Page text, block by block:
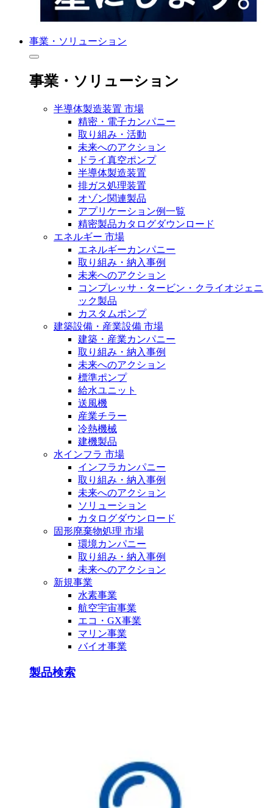
事業・ソリューション
事業・ソリューション
半導体製造装置 市場
精密・電子カンパニー
取り組み・活動
未来へのアクション
ドライ真空ポンプ
半導体製造装置
排ガス処理装置
オゾン関連製品
アプリケーション例一覧
精密製品カタログダウンロード
エネルギー 市場
エネルギーカンパニー
取り組み・納入事例
未来へのアクション
コンプレッサ・タービン・クライオジェニ
ック製品
カスタムポンプ
建築設備・産業設備 市場
建築・産業カンパニー
取り組み・納入事例
未来へのアクション
標準ポンプ
給水ユニット
送風機
産業チラー
冷熱機械
建機製品
水インフラ 市場
インフラカンパニー
取り組み・納入事例
未来へのアクション
ソリューション
カタログダウンロード
固形廃棄物処理 市場
環境カンパニー
取り組み・納入事例
未来へのアクション
新規事業
水素事業
航空宇宙事業
エコ・GX事業
マリン事業
バイオ事業
製品検索